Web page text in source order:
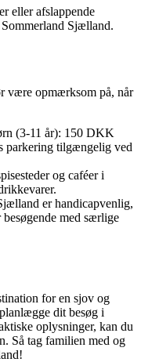
eller afslappende
Sjælland.
være opmærksom på, når
(3-11 år): 150 DKK
parkering tilgængelig ved
og caféer i
er handicapvenlig,
med særlige
for en sjov og
dit besøg i
oplysninger, kan du
Så tag familien med og